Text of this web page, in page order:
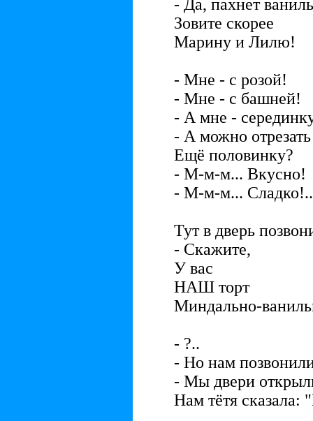
- Да, пахнет
Зовите скорее
Марину и Лилю!
- Мне - с розой!
- Мне - с башней!
- А мне -
- А можно отрезать
Ещё половинку?
- М-м-м... Вкусно!
- М-м-м... Сладко!..
Тут в дверь
- Скажите,
У вас
НАШ торт
Миндально-
- ?..
- Но нам
- Мы двери
Нам тётя